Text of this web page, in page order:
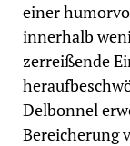
einer
innerhalb
zerreißende
Delbonnel
Bereicherung